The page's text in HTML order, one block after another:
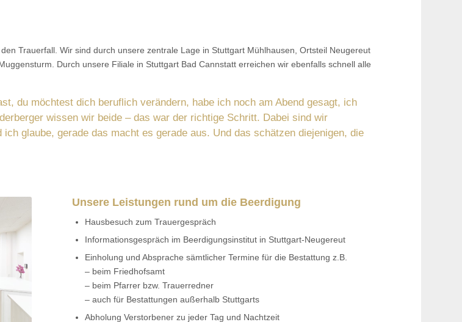
Trauerfall. Wir sind durch unsere zentrale Lage in Stuttgart Mühlhausen, Ortsteil Neugereut
Durch unsere Filiale in Stuttgart Bad Cannstatt erreichen wir ebenfalls schnell alle
du möchtest dich beruflich verändern, habe ich noch am Abend gesagt, ich
wissen wir beide – das war der richtige Schritt. Dabei sind wir
glaube, gerade das macht es gerade aus. Und das schätzen diejenigen, die
Unsere Leistungen rund um die Beerdigung
Hausbesuch zum Trauergespräch
Informationsgespräch im Beerdigungsinstitut in Stuttgart-Neugereut
Einholung und Absprache sämtlicher Termine für die Bestattung z.B.
– beim Friedhofsamt
– beim Pfarrer bzw. Trauerredner
– auch für Bestattungen außerhalb Stuttgarts
Abholung Verstorbener zu jeder Tag und Nachtzeit